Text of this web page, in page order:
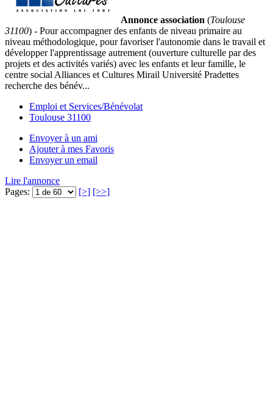
Annonce association (Toulouse
31100) - Pour accompagner des enfants de niveau primaire au
niveau méthodologique, pour favoriser l'autonomie dans le travail et
développer l'apprentissage autrement (ouverture culturelle par des
projets et des activités variés) avec les enfants et leur famille, le
centre social Alliances et Cultures Mirail Université Pradettes
recherche des bénév...
Emploi et Services/Bénévolat
Toulouse 31100
Envoyer à un ami
Ajouter à mes Favoris
Envoyer un email
Lire l'annonce
Pages:
[>] [>>]